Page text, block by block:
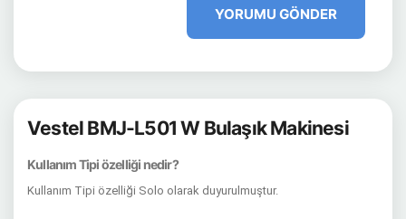
YORUMU GÖNDER
Vestel BMJ-L501 W Bulaşık Makinesi
Kullanım Tipi özelliği nedir?
Kullanım Tipi özelliği Solo olarak duyurulmuştur.